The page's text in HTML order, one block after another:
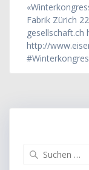
Fabrik Zürich
gesellschaft.ch
http://